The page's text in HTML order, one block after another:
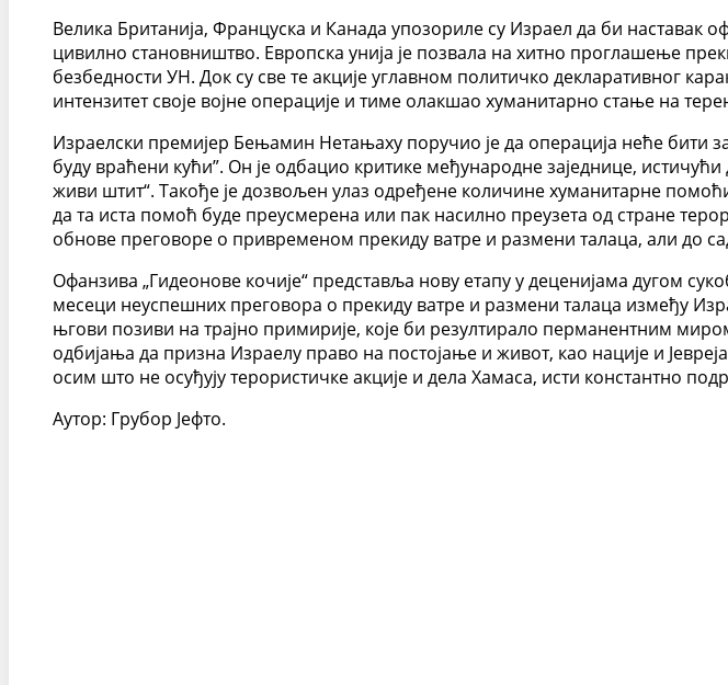
Велика Британија, Француска и Канада упозориле су Израел да би наставак
цивилно становништво. Европска унија је позвала на хитно проглашење
безбедности УН. Док су све те акције углавном политичко декларативног
интензитет своје војне операције и тиме олакшао хуманитарно стање на
Израелски премијер Бењамин Нетањаху поручио је да операција неће бити
буду враћени кући”. Он је одбацио критике међународне заједнице,
живи штит“. Такође је дозвољен улаз одређене количине хуманитарне
да та иста помоћ буде преусмерена или пак насилно преузета од стране
обнове преговоре о привременом прекиду ватре и размени талаца, али до
Офанзива „Гидеонове кочије“ представља нову етапу у деценијама дугом
месеци неуспешних преговора о прекиду ватре и размени талаца између
њгови позиви на трајно примирије, које би резултирало перманентним
одбијања да призна Израелу право на постојање и живот, као нације и
осим што не осуђују терористичке акције и дела Хамаса, исти константно
Аутор: Грубор Јефто.